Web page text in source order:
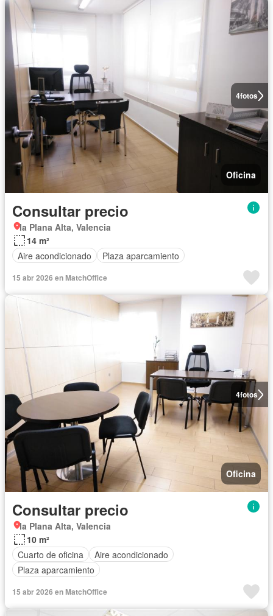
4fotos
Oficina
Consultar precio
la Plana Alta, Valencia
14 m²
Aire acondicionado
Plaza aparcamiento
15 abr 2026 en MatchOffice
4fotos
Oficina
Consultar precio
la Plana Alta, Valencia
10 m²
Cuarto de oficina
Aire acondicionado
Plaza aparcamiento
15 abr 2026 en MatchOffice